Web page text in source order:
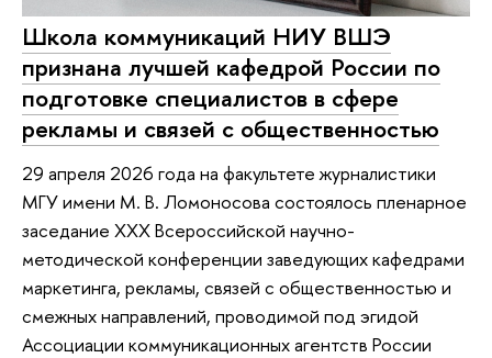
Школа коммуникаций НИУ ВШЭ
признана лучшей кафедрой России по
подготовке специалистов в сфере
рекламы и связей с общественностью
29 апреля 2026 года на факультете журналистики
МГУ имени М. В. Ломоносова состоялось пленарное
заседание XXX Всероссийской научно-
методической конференции заведующих кафедрами
маркетинга, рекламы, связей с общественностью и
смежных направлений, проводимой под эгидой
Ассоциации коммуникационных агентств России